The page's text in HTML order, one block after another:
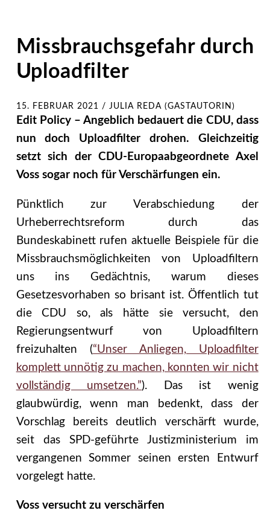
Missbrauchsgefahr durch
Uploadfilter
15. FEBRUAR 2021 / JULIA REDA (GASTAUTORIN)
Edit Policy – Angeblich bedauert die CDU, dass
nun doch Uploadfilter drohen. Gleichzeitig
setzt sich der CDU-Europaabgeordnete Axel
Voss sogar noch für Verschärfungen ein.
Pünktlich zur Verabschiedung der
Urheberrechtsreform durch das
Bundeskabinett rufen aktuelle Beispiele für die
Missbrauchsmöglichkeiten von Uploadfiltern
uns ins Gedächtnis, warum dieses
Gesetzesvorhaben so brisant ist. Öffentlich tut
die CDU so, als hätte sie versucht, den
Regierungsentwurf von Uploadfiltern
freizuhalten (“Unser Anliegen, Uploadfilter
komplett unnötig zu machen, konnten wir nicht
vollständig umsetzen.”). Das ist wenig
glaubwürdig, wenn man bedenkt, dass der
Vorschlag bereits deutlich verschärft wurde,
seit das SPD-geführte Justizministerium im
vergangenen Sommer seinen ersten Entwurf
vorgelegt hatte.
Voss versucht zu verschärfen